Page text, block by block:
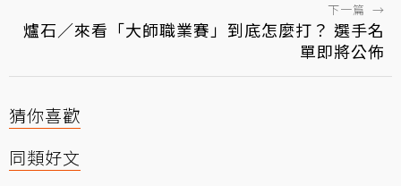
下一篇 →
爐石／來看「大師職業賽」到底怎麼打？ 選手名
單即將公佈
猜你喜歡
同類好文